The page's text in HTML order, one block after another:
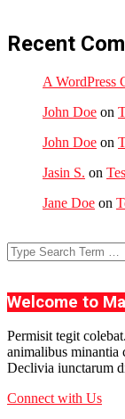
Recent
A WordPress
John Doe on
John Doe on
Jasin S. on
Jane Doe on
Search
Welcome to
Permisit tegit
animalibus minantia
Declivia iunctarum
Connect with Us